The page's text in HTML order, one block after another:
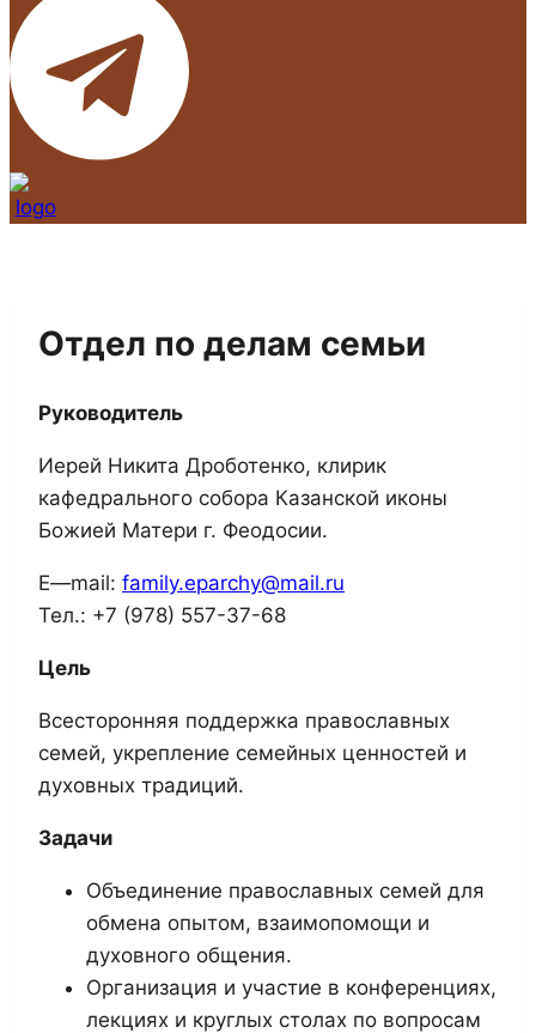
Отдел по делам семьи
Руководитель
Иерей Никита Дроботенко, клирик
кафедрального собора Казанской иконы
Божией Матери г. Феодосии.
E—mail: family.eparchy@mail.ru
Тел.: +7 (978) 557-37-68
Цель
Всесторонняя поддержка православных
семей, укрепление семейных ценностей и
духовных традиций.
Задачи
Объединение православных семей для
обмена опытом, взаимопомощи и
духовного общения.
Организация и участие в конференциях,
лекциях и круглых столах по вопросам